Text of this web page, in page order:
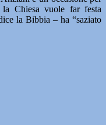
Chiesa vuole far festa
la Bibbia – ha “saziato